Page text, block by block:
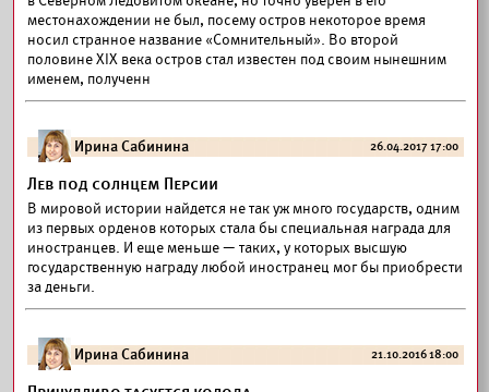
местонахождении не был, посему остров некоторое время
носил странное название «Сомнительный». Во второй
половине XIX века остров стал известен под своим нынешним
именем, полученн
Ирина Сабинина 26.04.2017 17:00
Лев под солнцем Персии
В мировой истории найдется не так уж много государств, одним
из первых орденов которых стала бы специальная награда для
иностранцев. И еще меньше — таких, у которых высшую
государственную награду любой иностранец мог бы приобрести
за деньги.
Ирина Сабинина 21.10.2016 18:00